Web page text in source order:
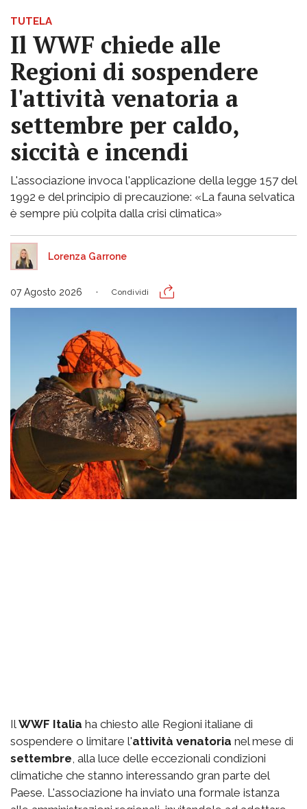
TUTELA
Il WWF chiede alle
Regioni di sospendere
l'attività venatoria a
settembre per caldo,
siccità e incendi
L'associazione invoca l'applicazione della legge 157 del
1992 e del principio di precauzione: «La fauna selvatica
è sempre più colpita dalla crisi climatica»
Lorenza Garrone
07 Agosto 2026 Condividi
Il WWF Italia ha chiesto alle Regioni italiane di
sospendere o limitare l'attività venatoria nel mese di
settembre , alla luce delle eccezionali condizioni
climatiche che stanno interessando gran parte del
Paese. L'associazione ha inviato una formale istanza